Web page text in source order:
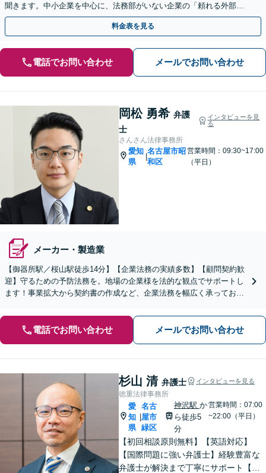
聞きます。中小企業を中心に、法務部がいない企業の「頼れる外部パ
ートナー」になります【駐車場完備】
料金表を見る
電話でお問い合わせ メールでお問い合わせ
岡松 勇希 弁護
士
インタビューを見
る
さんさん法律事務所
愛知
県
名古屋市昭
和区
営業時間：09:30~17:00
（平日）
メーカー・製造業
【御器所駅／桜山駅徒歩14分】【企業法務の実績多数】【顧問契約歓
迎】守るための予防法務を。地場の企業様を法的な観点でサポートし
ます！事業拡大から契約書の作成など、企業法務を幅広く承っており
電話でお問い合わせ メールでお問い合わせ
杉山 清 弁護士 インタビューを見る
徳重法律事務所
愛
知
県
名古
屋市
緑区
神沢駅 か
ら徒歩5
分
営業時間：07:00
~22:00（平日）
【初回相談原則無料】【英語対応】
【国際問題に強い弁護士】経験豊富な
弁護士が解決まで丁寧にサポート【離